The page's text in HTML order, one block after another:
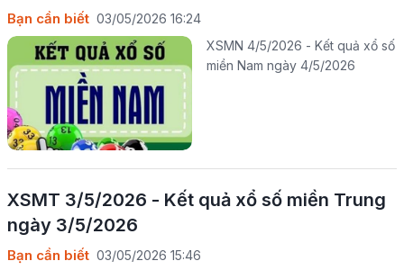
Bạn cần biết 03/05/2026 16:24
XSMN 4/5/2026 - Kết quả xổ số
miền Nam ngày 4/5/2026
XSMT 3/5/2026 - Kết quả xổ số miền Trung
ngày 3/5/2026
Bạn cần biết 03/05/2026 15:46